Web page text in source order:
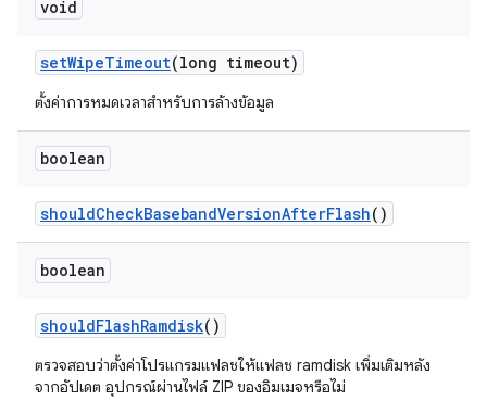
void
setWipeTimeout(long timeout)
ตั้งค่าการหมดเวลาสำหรับการล้างข้อมูล
boolean
shouldCheckBasebandVersionAfterFlash()
boolean
shouldFlashRamdisk()
ตรวจสอบว่าตั้งค่าโปรแกรมแฟลชให้แฟลช ramdisk เพิ่มเติมหลัง
จากอัปเดต อุปกรณ์ผ่านไฟล์ ZIP ของอิมเมจหรือไม่